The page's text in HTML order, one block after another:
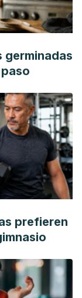
germinadas
prefieren